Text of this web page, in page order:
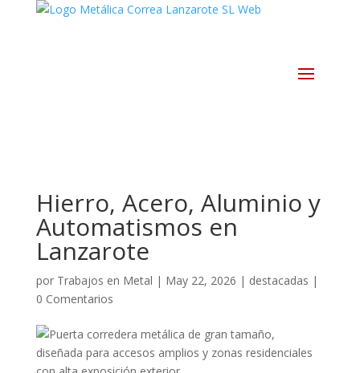
Hierro, Acero, Aluminio y
Automatismos en
Lanzarote
por Trabajos en Metal | May 22, 2026 | destacadas |
0 Comentarios